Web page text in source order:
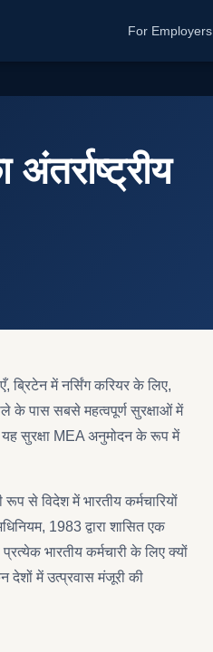
For Employers
ब्रिटेन में नर्सिंग करियर के लिए,
के पास सबसे महत्वपूर्ण सुरक्षाओं में
सुरक्षा MEA अनुमोदन के रूप में
से विदेश में भारतीय कर्मचारियों
1983 द्वारा शासित एक
भारतीय कर्मचारी के लिए क्यों
में उत्प्रवास मंजूरी की